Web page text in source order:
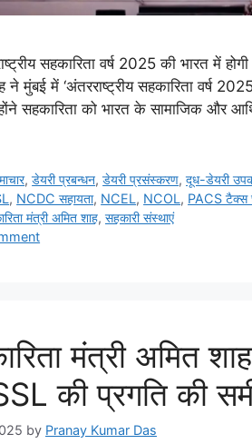
सहकारिता वर्ष 2025 की भारत में
ने मुंबई में ‘अंतरराष्ट्रीय सहकारिता वर्ष
सहकारिता को भारत के सामाजिक और
,डेयरी प्रबन्धन,डेयरी प्रसंस्करण,दूध-डेयरी
, NCDC सहायता, NCEL, NCOL, PACS टैक्स
मंत्री अमित शाह, सहकारी संस्थाएं
मंत्री अमित
की प्रगति की
by Pranay Kumar Das